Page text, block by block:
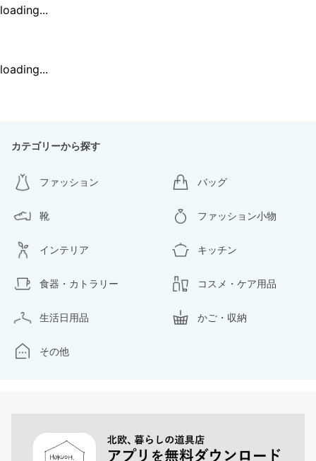
loading...
loading...
カテゴリーから探す
ファッション バッグ
靴 ファッション小物
インテリア キッチン
食器・カトラリー コスメ・ケア用品
生活日用品 かご・収納
その他